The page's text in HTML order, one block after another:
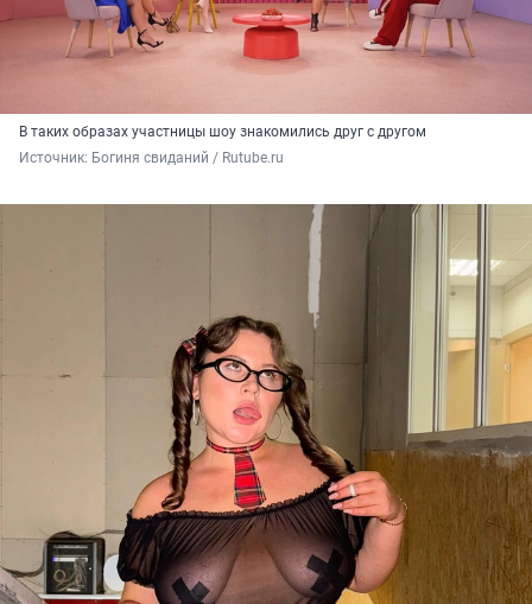
В таких образах участницы шоу знакомились друг с другом
Источник: Богиня свиданий / Rutube.ru